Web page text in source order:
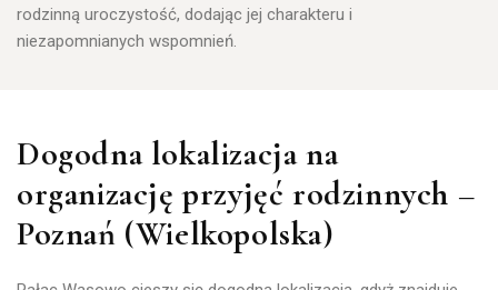
rodzinną uroczystość, dodając jej charakteru i
niezapomnianych wspomnień.
Dogodna lokalizacja na
organizację przyjęć rodzinnych –
Poznań (Wielkopolska)